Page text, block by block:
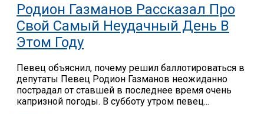
Родион Газманов Рассказал Про
Свой Самый Неудачный День В
Этом Году
Певец объяснил, почему решил баллотироваться в
депутаты Певец Родион Газманов неожиданно
пострадал от ставшей в последнее время очень
капризной погоды. В субботу утром певец...